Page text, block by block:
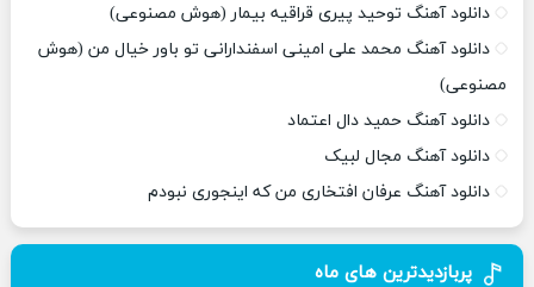
دانلود آهنگ توحید پیری قراقیه بیمار (هوش مصنوعی)
دانلود آهنگ محمد علی امینی اسفندارانی تو باور خیال من (هوش
مصنوعی)
دانلود آهنگ حمید دال اعتماد
دانلود آهنگ مجال لبیک
دانلود آهنگ عرفان افتخاری من که اینجوری نبودم
پربازدیدترین های ماه